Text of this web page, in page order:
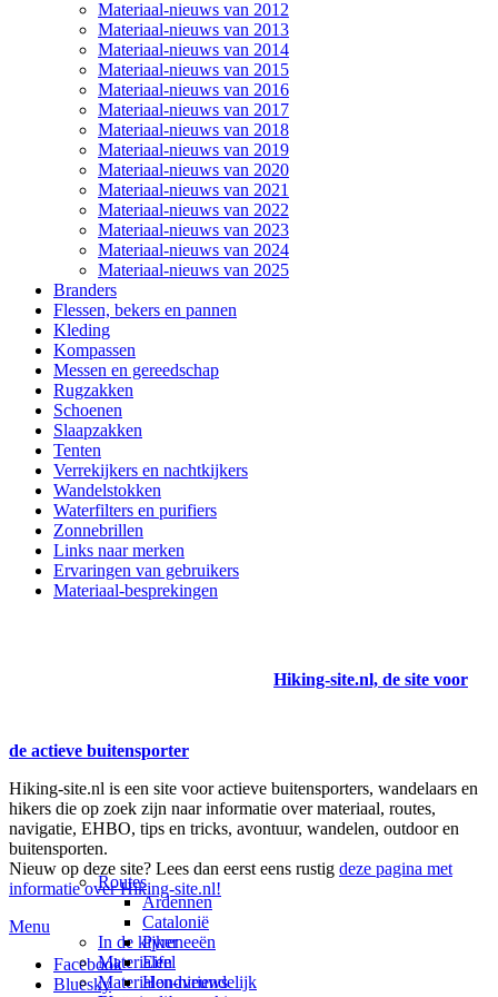
Materiaal-nieuws van 2012
Materiaal-nieuws van 2013
Materiaal-nieuws van 2014
Materiaal-nieuws van 2015
Materiaal-nieuws van 2016
Materiaal-nieuws van 2017
Materiaal-nieuws van 2018
Materiaal-nieuws van 2019
Materiaal-nieuws van 2020
Materiaal-nieuws van 2021
Materiaal-nieuws van 2022
Materiaal-nieuws van 2023
Materiaal-nieuws van 2024
Materiaal-nieuws van 2025
Branders
Flessen, bekers en pannen
Kleding
Kompassen
Messen en gereedschap
Rugzakken
Schoenen
Slaapzakken
Tenten
Verrekijkers en nachtkijkers
Wandelstokken
Waterfilters en purifiers
Zonnebrillen
Links naar merken
Ervaringen van gebruikers
Materiaal-besprekingen
Hiking-site.nl, de site voor
de actieve buitensporter
Hiking-site.nl is een site voor actieve buitensporters, wandelaars en
hikers die op zoek zijn naar informatie over materiaal, routes,
navigatie, EHBO, tips en tricks, avontuur, wandelen, outdoor en
buitensporten.
Nieuw op deze site? Lees dan eerst eens rustig deze pagina met
informatie over Hiking-site.nl!
Menu
Facebook
Bluesky
In de kijker
Materialen
Materialen-nieuws
Routes
Ardennen
Catalonië
Pyreneeën
Eifel
Hondvriendelijk